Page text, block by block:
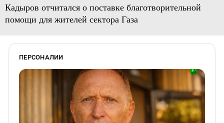
Кадыров отчитался о поставке благотворительной
помощи для жителей сектора Газа
ПЕРСОНАЛИИ